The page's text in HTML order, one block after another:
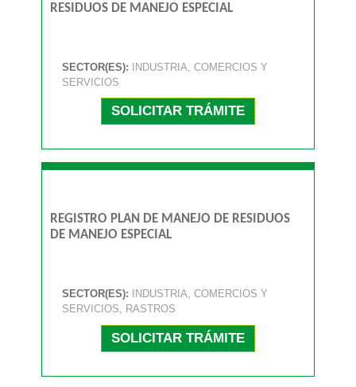
RESIDUOS DE MANEJO ESPECIAL
SECTOR(ES): INDUSTRIA, COMERCIOS Y
SERVICIOS
SOLICITAR TRÁMITE
REGISTRO PLAN DE MANEJO DE RESIDUOS
DE MANEJO ESPECIAL
SECTOR(ES): INDUSTRIA, COMERCIOS Y
SERVICIOS, RASTROS
SOLICITAR TRÁMITE